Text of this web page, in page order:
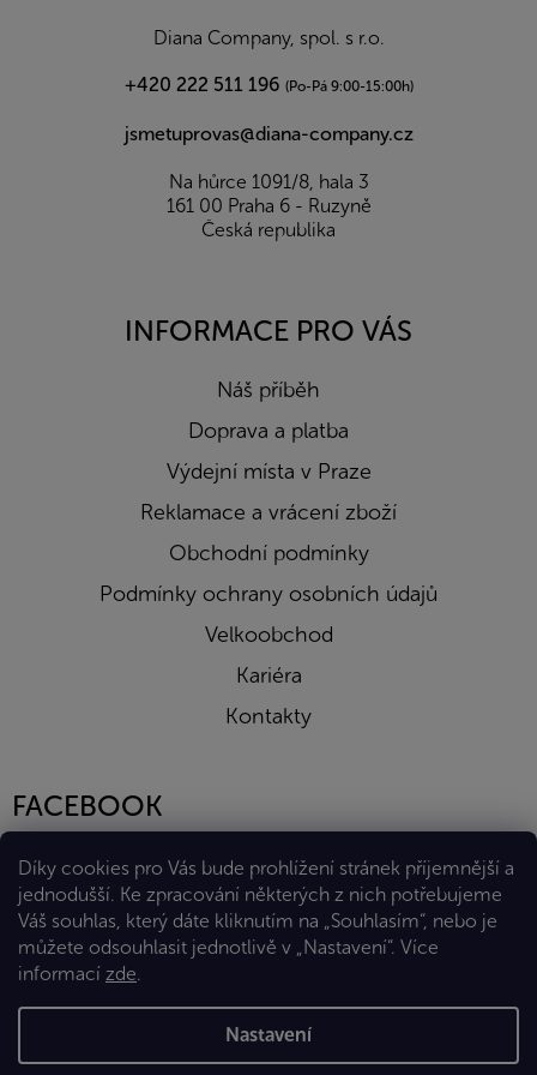
Díky cookies pro Vás bude prohlížení stránek příjemnější a
jednodušší. Ke zpracování některých z nich potřebujeme
Váš souhlas, který dáte kliknutím na „Souhlasím“, nebo je
můžete odsouhlasit jednotlivě v „Nastavení“. Více
informací zde.
Nastavení
Diana Company, spol. s r.o.
+420 222 511 196 (Po-Pá 9:00-15:00h)
jsmetuprovas@diana-company.cz
Na hůrce 1091/8, hala 3
161 00 Praha 6 - Ruzyně
Česká republika
INFORMACE PRO VÁS
Náš příběh
Doprava a platba
Výdejní místa v Praze
Reklamace a vrácení zboží
Obchodní podmínky
Podmínky ochrany osobních údajů
Velkoobchod
Kariéra
Kontakty
FACEBOOK
Vytvořil Shoptet Premium